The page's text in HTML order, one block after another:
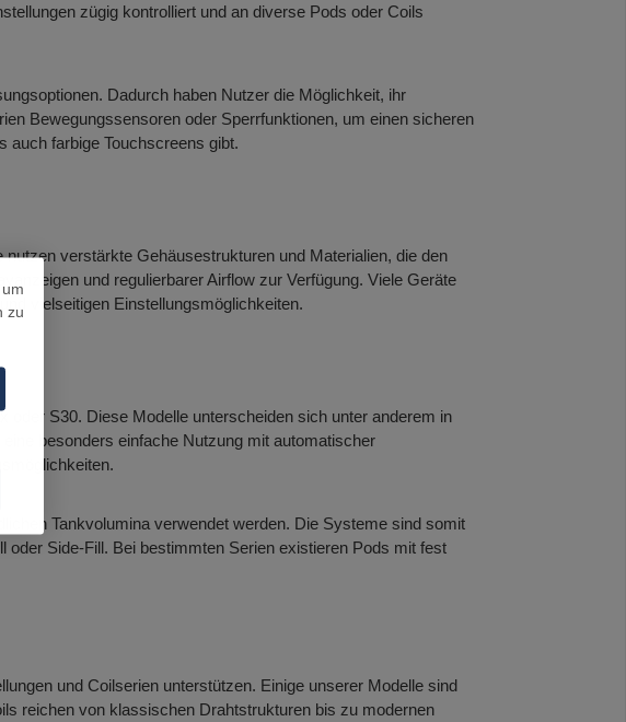
zügig kontrolliert und an diverse Pods oder Coils
Dadurch haben Nutzer die Möglichkeit, ihr
Bewegungssensoren oder Sperrfunktionen, um einen sicheren
auch farbige Touchscreens gibt.
verstärkte Gehäusestrukturen und Materialien, die den
und regulierbarer Airflow zur Verfügung. Viele Geräte
vielseitigen Einstellungsmöglichkeiten.
S30. Diese Modelle unterscheiden sich unter anderem in
besonders einfache Nutzung mit automatischer
Tankvolumina verwendet werden. Die Systeme sind somit
oder Side-Fill. Bei bestimmten Serien existieren Pods mit fest
und Coilserien unterstützen. Einige unserer Modelle sind
reichen von klassischen Drahtstrukturen bis zu modernen
zu